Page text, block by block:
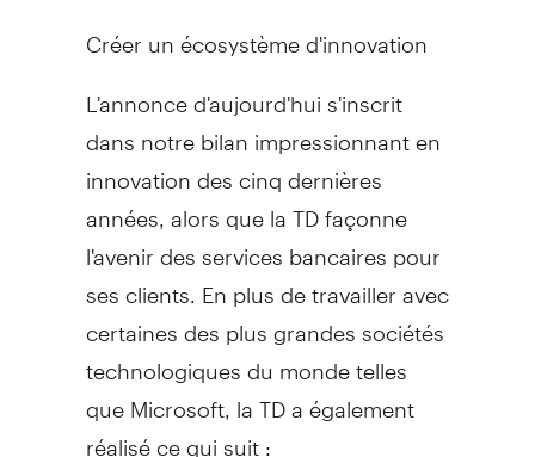
Créer un écosystème d'innovation
L'annonce d'aujourd'hui s'inscrit
dans notre bilan impressionnant en
innovation des cinq dernières
années, alors que la TD façonne
l'avenir des services bancaires pour
ses clients. En plus de travailler avec
certaines des plus grandes sociétés
technologiques du monde telles
que Microsoft, la TD a également
réalisé ce qui suit :